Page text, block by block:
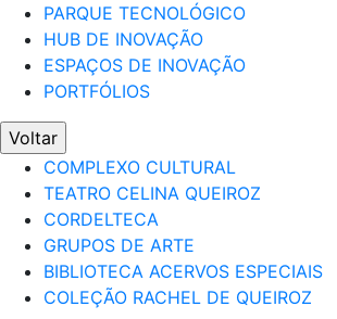
PARQUE TECNOLÓGICO
HUB DE INOVAÇÃO
ESPAÇOS DE INOVAÇÃO
PORTFÓLIOS
Voltar
COMPLEXO CULTURAL
TEATRO CELINA QUEIROZ
CORDELTECA
GRUPOS DE ARTE
BIBLIOTECA ACERVOS ESPECIAIS
COLEÇÃO RACHEL DE QUEIROZ